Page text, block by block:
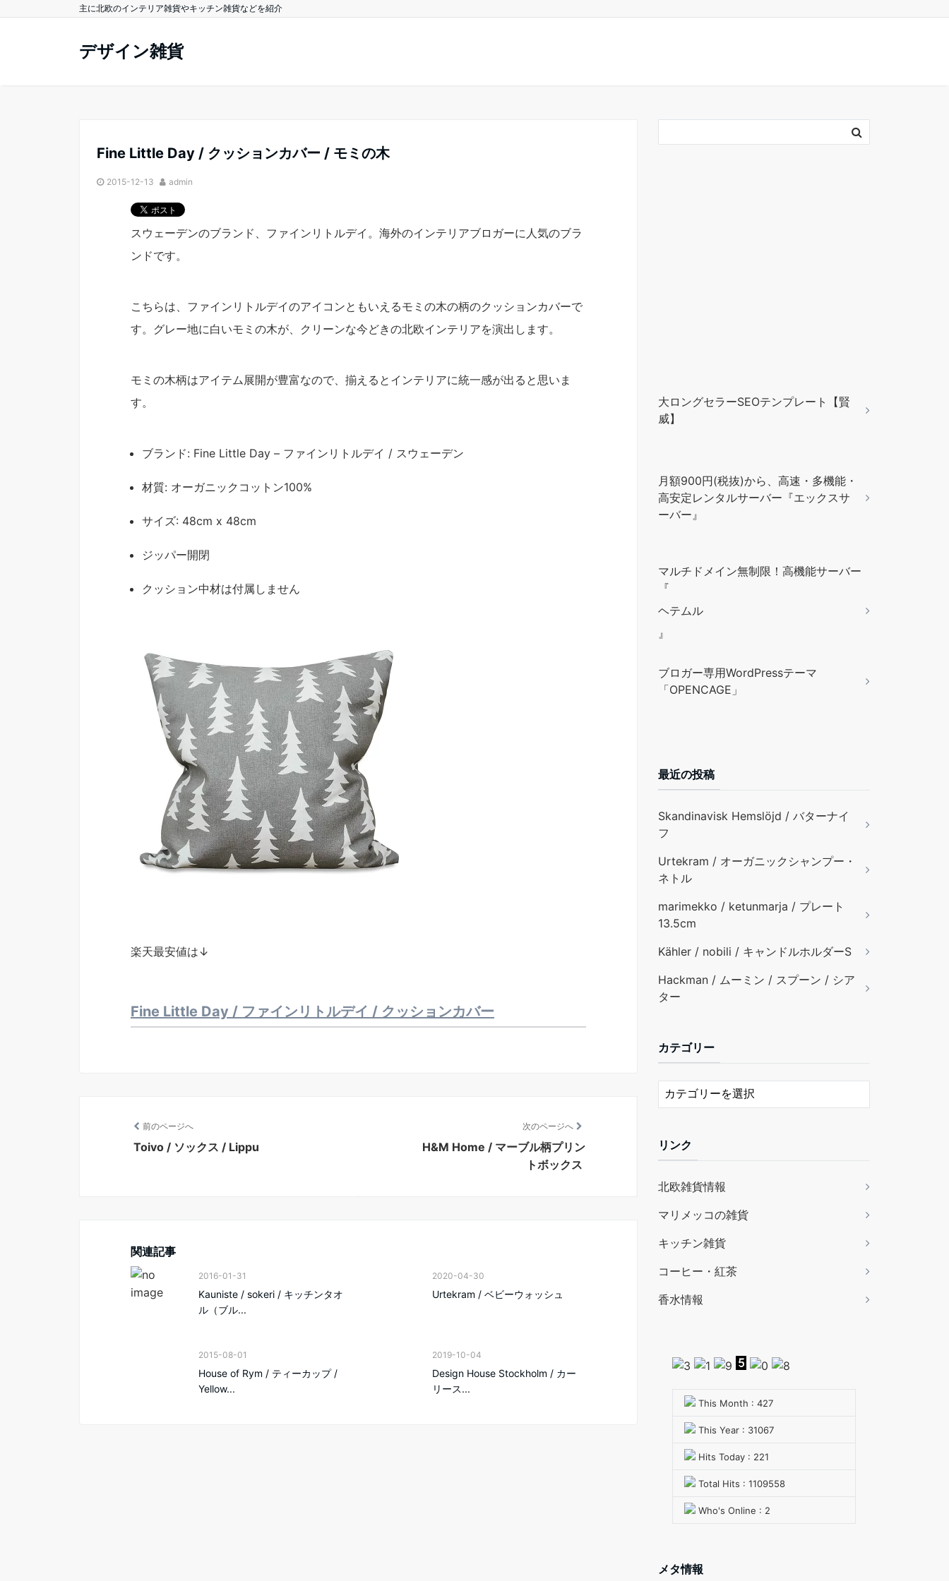
主に北欧のインテリア雑貨やキッチン雑貨などを紹介
デザイン雑貨
Fine Little Day / クッションカバー / モミの木
2015-12-13 admin
スウェーデンのブランド、ファインリトルデイ。海外のインテリアブロガーに人気のブラ
ンドです。
こちらは、ファインリトルデイのアイコンともいえるモミの木の柄のクッションカバーで
す。グレー地に白いモミの木が、クリーンな今どきの北欧インテリアを演出します。
モミの木柄はアイテム展開が豊富なので、揃えるとインテリアに統一感が出ると思いま
す。
ブランド: Fine Little Day – ファインリトルデイ / スウェーデン
材質: オーガニックコットン100%
サイズ: 48cm x 48cm
ジッパー開閉
クッション中材は付属しません
楽天最安値は↓
Fine Little Day / ファインリトルデイ / クッションカバー
前のページへ
Toivo / ソックス / Lippu
次のページへ
H&M Home / マーブル柄プリン
トボックス
関連記事
2016-01-31
Kauniste / sokeri / キッチンタオ
ル（ブル...
2020-04-30
Urtekram / ベビーウォッシュ
2015-08-01
House of Rym / ティーカップ /
Yellow...
2019-10-04
Design House Stockholm / カー
リース...
大ロングセラーSEOテンプレート【賢
威】
月額900円(税抜)から、高速・多機能・
高安定レンタルサーバー『エックスサ
ーバー』
マルチドメイン無制限！高機能サーバー
『
ヘテムル
』
ブロガー専用WordPressテーマ
「OPENCAGE」
最近の投稿
Skandinavisk Hemslöjd / バターナイ
フ
Urtekram / オーガニックシャンプー・
ネトル
marimekko / ketunmarja / プレート
13.5cm
Kähler / nobili / キャンドルホルダーS
Hackman / ムーミン / スプーン / シア
ター
カテゴリー
リンク
北欧雑貨情報
マリメッコの雑貨
キッチン雑貨
コーヒー・紅茶
香水情報
This Month : 427
This Year : 31067
Hits Today : 221
Total Hits : 1109558
Who's Online : 2
メタ情報